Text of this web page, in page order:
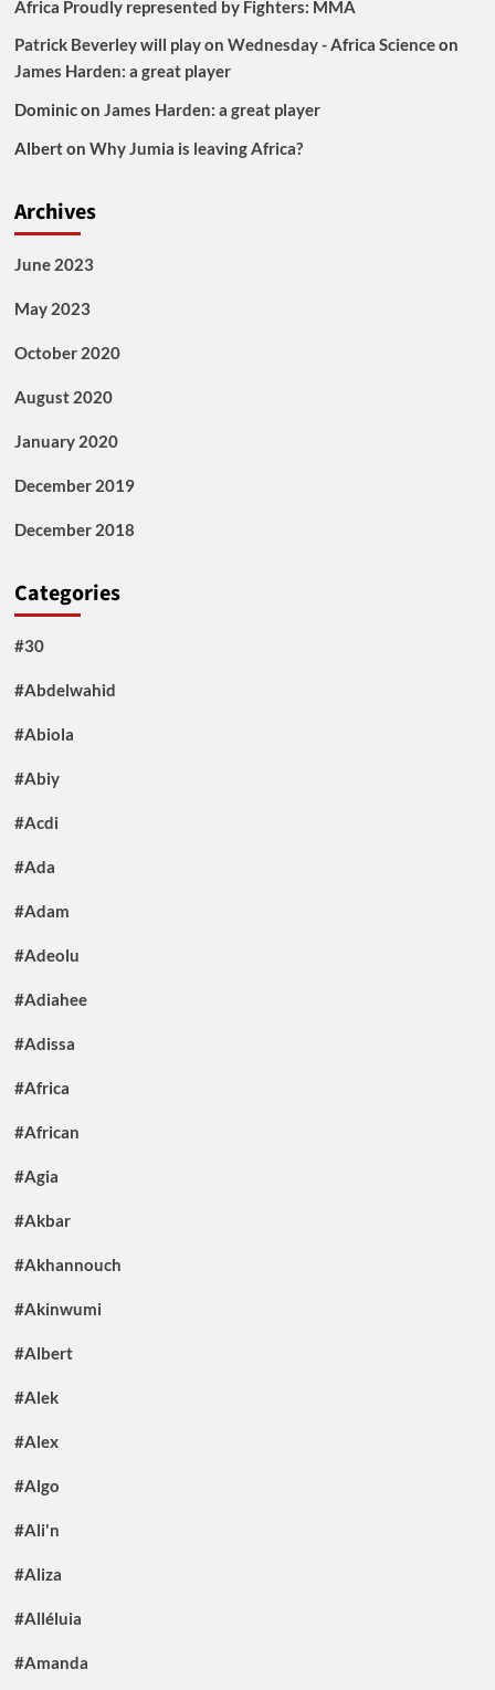
Africa Proudly represented by Fighters: MMA
Patrick Beverley will play on Wednesday - Africa Scienceon
James Harden: a great player
Dominicon James Harden: a great player
Alberton Why Jumia is leaving Africa?
Archives
June 2023
May 2023
October 2020
August 2020
January 2020
December 2019
December 2018
Categories
#30
#Abdelwahid
#Abiola
#Abiy
#Acdi
#Ada
#Adam
#Adeolu
#Adiahee
#Adissa
#Africa
#African
#Agia
#Akbar
#Akhannouch
#Akinwumi
#Albert
#Alek
#Alex
#Algo
#Ali'n
#Aliza
#Alléluia
#Amanda